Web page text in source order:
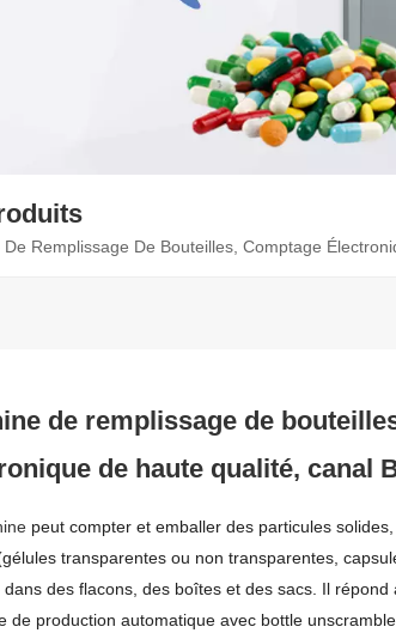
De Remplissage De Bouteilles, Comptage
de remplissage de
de haute qualité, canal
peut compter et emballer des particules
transparentes ou non transparentes,
des flacons, des boîtes et des sacs. Il
de production automatique avec bottle u